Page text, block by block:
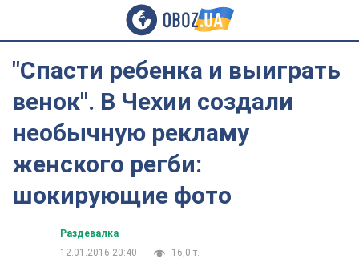
"Спасти ребенка и выиграть
венок". В Чехии создали
необычную рекламу
женского регби:
шокирующие фото
Раздевалка
12.01.2016 20:40
16,0 т.